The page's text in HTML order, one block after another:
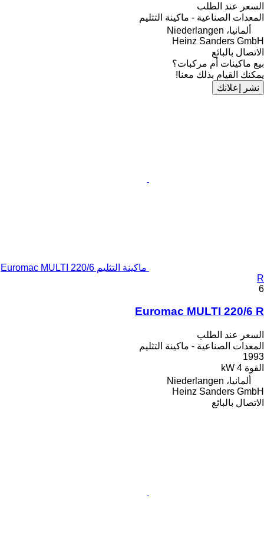
السعر عند الطلب
المعدات الصناعية - ماكينة التثليم
ألمانيا، Niederlangen
Heinz Sanders GmbH
الاتصال بالبائع
بيع ماكينات أم مركبات؟
يمكنك القيام بذلك معنا!
نشر إعلانك
ماكينة التثليم Euromac MULTI 220/6
R
6
Euromac MULTI 220/6 R
السعر عند الطلب
المعدات الصناعية - ماكينة التثليم
1993
القوة 4 kW
ألمانيا، Niederlangen
Heinz Sanders GmbH
الاتصال بالبائع